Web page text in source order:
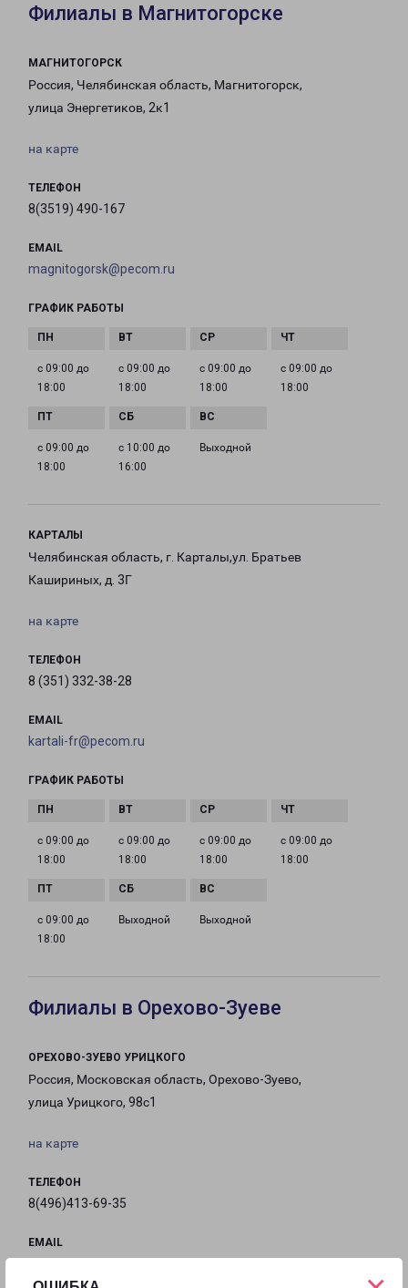
Филиалы в Магнитогорске
МАГНИТОГОРСК
Россия, Челябинская область, Магнитогорск,
улица Энергетиков, 2к1
на карте
ТЕЛЕФОН
8(3519) 490-167
EMAIL
magnitogorsk@pecom.ru
ГРАФИК РАБОТЫ
с 09:00 до
18:00
с 09:00 до
18:00
с 09:00 до
18:00
с 09:00 до
18:00
с 09:00 до
18:00
с 10:00 до
16:00
Выходной
КАРТАЛЫ
Челябинская область, г. Карталы,ул. Братьев
Кашириных, д. 3Г
на карте
ТЕЛЕФОН
8 (351) 332-38-28
EMAIL
kartali-fr@pecom.ru
ГРАФИК РАБОТЫ
с 09:00 до
18:00
с 09:00 до
18:00
с 09:00 до
18:00
с 09:00 до
18:00
с 09:00 до
18:00
Выходной Выходной
Филиалы в Орехово-Зуеве
ОРЕХОВО-ЗУЕВО УРИЦКОГО
Россия, Московская область, Орехово-Зуево,
улица Урицкого, 98с1
на карте
ТЕЛЕФОН
8(496)413-69-35
EMAIL